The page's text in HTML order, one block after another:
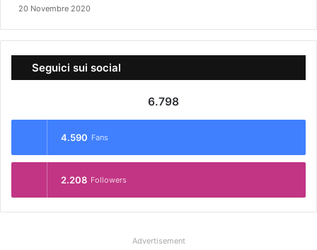
20 Novembre 2020
Seguici sui social
6.798
4.590 Fans
2.208 Followers
Advertisement